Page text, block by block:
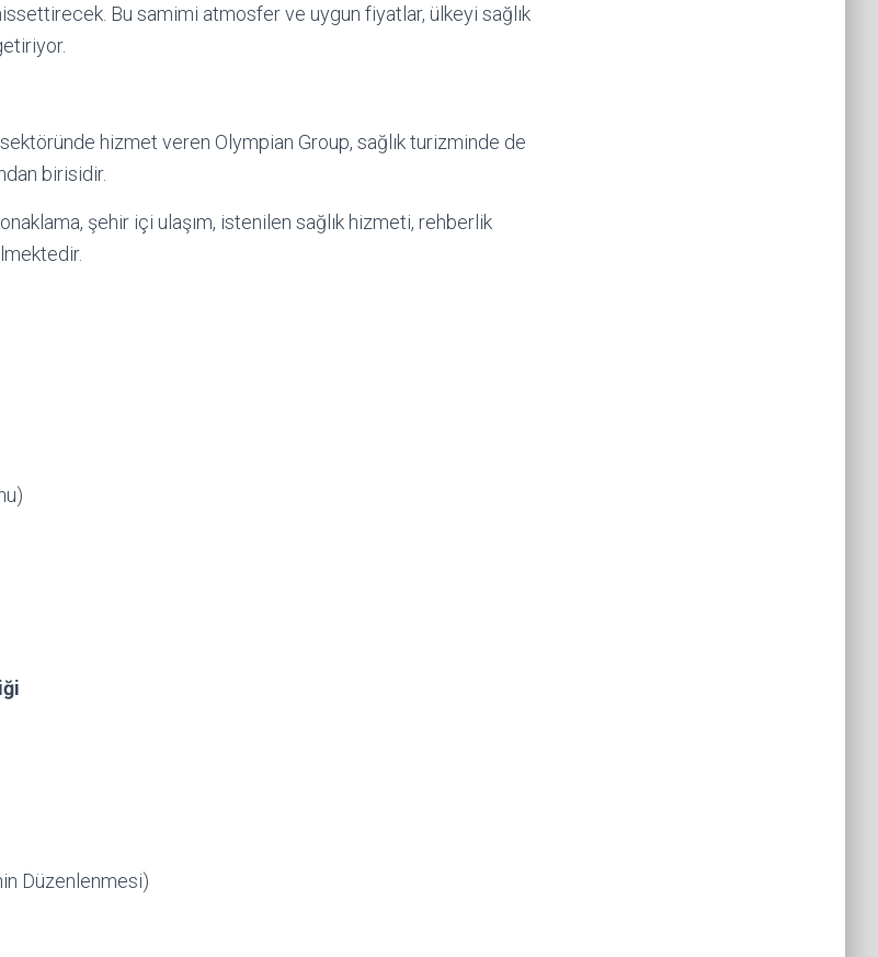
Bu samimi atmosfer ve uygun fiyatlar, ülkeyi sağlık
hizmet veren Olympian Group, sağlık turizminde de
birisidir.
şehir içi ulaşım, istenilen sağlık hizmeti, rehberlik
Düzenlenmesi)